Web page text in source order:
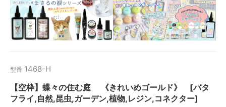
型番 1468-H
【空枠】蝶々の住む庭 《きれいめゴールド》 [バタ
フライ,自然,昆虫,ガーデン,植物,レジン,コネクター]